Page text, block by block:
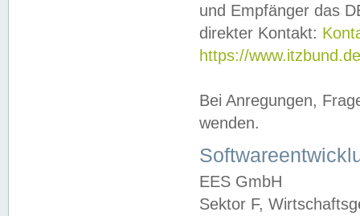
und Empfänger das
direkter Kontakt:
https://
Bei Anregungen,
wenden.
EES GmbH
Sektor F,